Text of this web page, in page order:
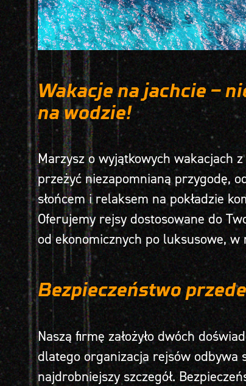
Wakacje na jachcie –
na wodzie!
Marzysz o wyjątkowych wakacjach
przeżyć niezapomnianą przygodę,
słońcem i relaksem na pokładzie
Oferujemy rejsy dostosowane do
od ekonomicznych po luksusowe,
Bezpieczeństwo
Naszą firmę założyło dwóch
dlatego organizacja rejsów odbywa
najdrobniejszy szczegół.